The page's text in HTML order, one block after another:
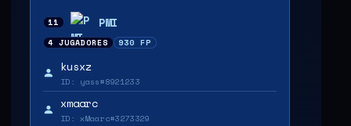
11 PMI
4 JUGADORES 930 FP
kusxz
ID: yass#8921233
xmaarc
ID: xMaarc#3273329